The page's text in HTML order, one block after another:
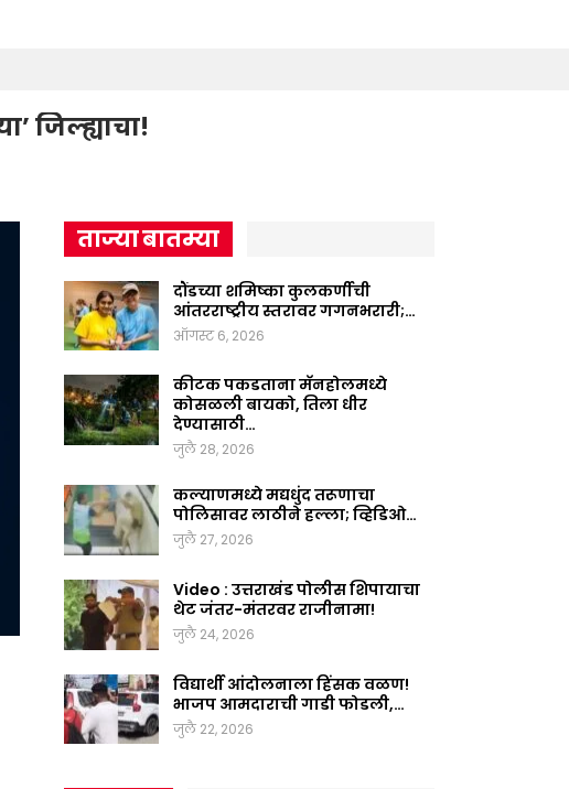
जिल्ह्याचा!
ताज्या बातम्या
दौंडच्या शमिष्का कुलकर्णीची
आंतरराष्ट्रीय स्तरावर गगनभरारी;…
ऑगस्ट 6, 2026
कीटक पकडताना मॅनहोलमध्ये
कोसळली बायको, तिला धीर
देण्यासाठी…
जुलै 28, 2026
कल्याणमध्ये मद्यधुंद तरूणाचा
पोलिसावर लाठीने हल्ला; व्हिडिओ…
जुलै 27, 2026
Video : उत्तराखंड पोलीस शिपायाचा
थेट जंतर-मंतरवर राजीनामा!
जुलै 24, 2026
विद्यार्थी आंदोलनाला हिंसक वळण!
भाजप आमदाराची गाडी फोडली,…
जुलै 22, 2026